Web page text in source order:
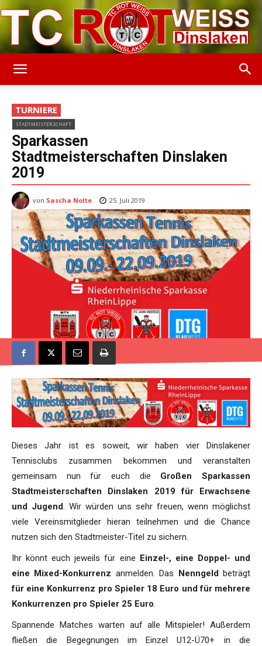
Weiss
Dinslaken
TURNIERE
STADTMEISTERSCHAFT
Sparkassen
Stadtmeisterschaften Dinslaken
2019
von Sascha Nolte 25. Juli 2019
Dieses Jahr ist es soweit, wir haben vier Dinslakener
Tennisclubs zusammen bekommen und veranstalten
gemeinsam nun für euch die Großen Sparkassen
Stadtmeisterschaften Dinslaken 2019 für Erwachsene
und Jugend . Wir würden uns sehr freuen, wenn möglichst
viele Vereinsmitglieder hieran teilnehmen und die Chance
nutzen sich den Stadtmeister-Titel zu sichern.
Ihr könnt euch jeweils für eine Einzel-, eine Doppel- und
eine Mixed-Konkurrenz anmelden. Das Nenngeldbeträgt
für eine Konkurrenz pro Spieler 18 Euro und für mehrere
Konkurrenzen pro Spieler 25 Euro
Spannende Matches warten auf alle Mitspieler! Außerdem
fließen die Begegnungen im Einzel U12-Ü70+ in die